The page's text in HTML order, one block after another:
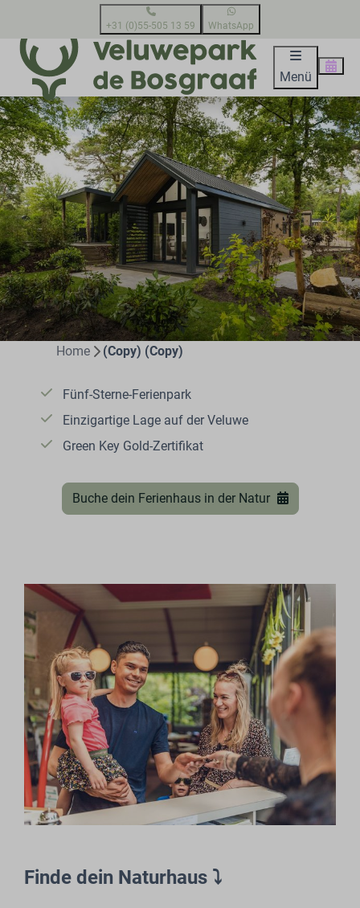
+31 (0)55-505 13 59 WhatsApp
Menü
Home (Copy) (Copy)
Fünf-Sterne-Ferienpark
Einzigartige Lage auf der Veluwe
Green Key Gold-Zertifikat
Buche dein Ferienhaus in der Natur
Finde dein Naturhaus ⤵︎